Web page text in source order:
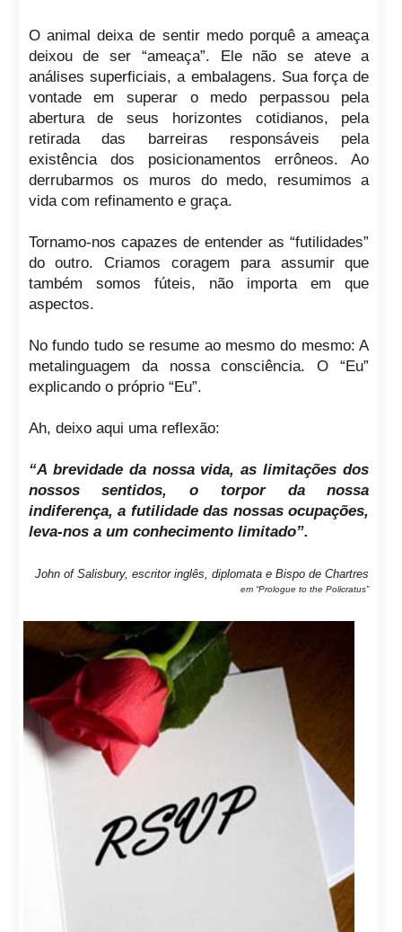
O animal deixa de sentir medo porquê a ameaça
deixou de ser “ameaça”. Ele não se ateve a
análises superficiais, a embalagens. Sua força de
vontade em superar o medo perpassou pela
abertura de seus horizontes cotidianos, pela
retirada das barreiras responsáveis pela
existência dos posicionamentos errôneos. Ao
derrubarmos os muros do medo, resumimos a
vida com refinamento e graça.
Tornamo-nos capazes de entender as “futilidades”
do outro. Criamos coragem para assumir que
também somos fúteis, não importa em que
aspectos.
No fundo tudo se resume ao mesmo do mesmo: A
metalinguagem da nossa consciência. O “Eu”
explicando o próprio “Eu”.
Ah, deixo aqui uma reflexão:
“A brevidade da nossa vida, as limitações dos
nossos sentidos, o torpor da nossa
indiferença, a futilidade das nossas ocupações,
leva-nos a um conhecimento limitado”.
John of Salisbury, escritor inglês, diplomata e Bispo de Chartres
em “Prologue to the Policratus”